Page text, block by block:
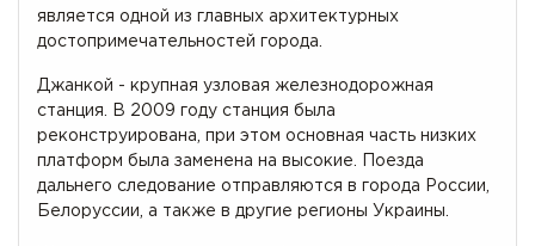
является одной из главных архитектурных
достопримечательностей города.
Джанкой - крупная узловая железнодорожная
станция. В 2009 году станция была
реконструирована, при этом основная часть низких
платформ была заменена на высокие. Поезда
дальнего следование отправляются в города России,
Белоруссии, а также в другие регионы Украины.